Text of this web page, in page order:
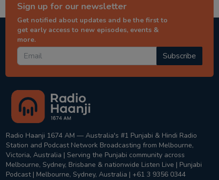
Sign up for our newsletter
Get notified about updates and be the first to
get early access to new episodes, events &
more.
Subscribe
Radio Haanji 1674 AM — Australia's #1 Punjabi & Hindi Radio
Station and Podcast Network Broadcasting from Melbourne,
Victoria, Australia | Serving the Punjabi community across
Melbourne, Sydney, Brisbane & nationwide Listen Live | Punjabi
Podcast | Melbourne, Sydney, Australia | +61 3 9356 0344